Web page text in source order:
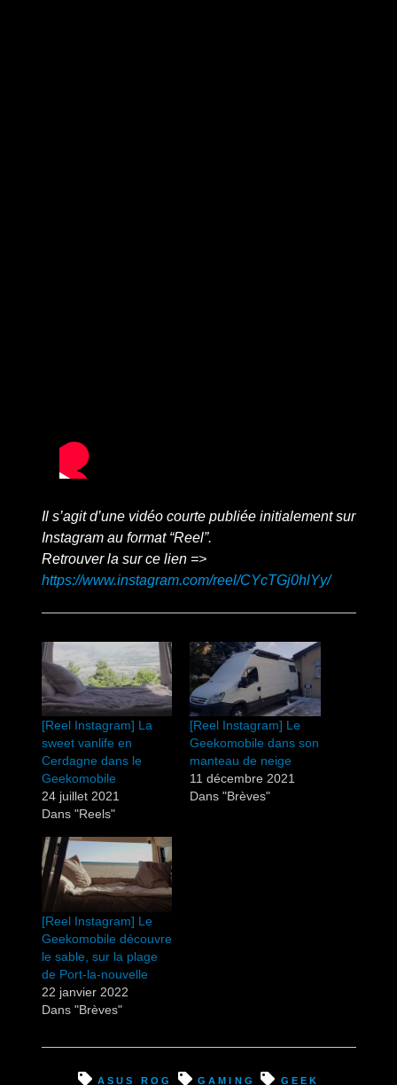
Il s’agit d’une vidéo courte publiée initialement sur
Instagram au format “Reel”.
Retrouver la sur ce lien =>
https://www.instagram.com/reel/CYcTGj0hlYy/
[Reel Instagram] La
sweet vanlife en
Cerdagne dans le
Geekomobile
24 juillet 2021
Dans "Reels"
[Reel Instagram] Le
Geekomobile dans son
manteau de neige
11 décembre 2021
Dans "Brèves"
[Reel Instagram] Le
Geekomobile découvre
le sable, sur la plage
de Port-la-nouvelle
22 janvier 2022
Dans "Brèves"
asus rog gaming geek